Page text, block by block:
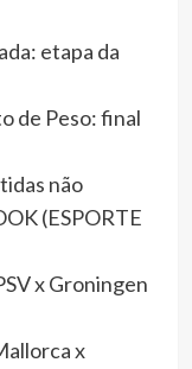
etapa da
de Peso: final
não
(ESPORTE
x Groningen
x